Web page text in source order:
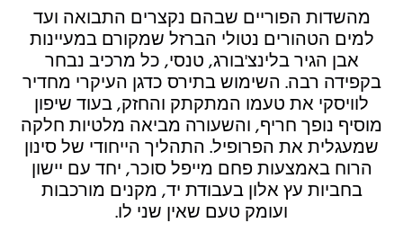
מהשדות הפוריים שבהם נקצרים התבואה ועד
למים הטהורים נטולי הברזל שמקורם במעיינות
אבן הגיר בלינצ'בורג, טנסי, כל מרכיב נבחר
בקפידה רבה. השימוש בתירס כדגן העיקרי מחדיר
לוויסקי את טעמו המתקתק והחזק, בעוד שיפון
מוסיף נופך חריף, והשעורה מביאה מלטיות חלקה
שמעגלית את הפרופיל. התהליך הייחודי של סינון
הרוח באמצעות פחם מייפל סוכר, יחד עם יישון
בחביות עץ אלון בעבודת יד, מקנים מורכבות
ועומק טעם שאין שני לו.